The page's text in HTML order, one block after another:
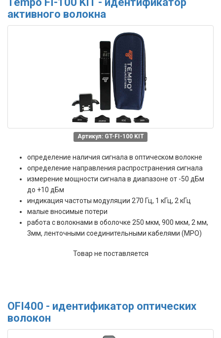
активного волокна
Артикул: GT-FI-100 KIT
определение наличия сигнала в оптическом волокне
определение направления распространения сигнала
измерение мощности сигнала в диапазоне от -50 дБм
до +10 дБм
индикация частоты модуляции 270 Гц, 1 кГц, 2 кГц
малые вносимые потери
работа с волокнами в оболочке 250 мкм, 900 мкм, 2 мм,
3мм, ленточными соединительными кабелями (MPO)
Товар не поставляется
OFI400 - идентификатор оптических
волокон